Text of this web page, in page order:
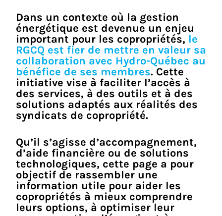
Dans un contexte où la gestion
énergétique est devenue un enjeu
important pour les copropriétés, le
RGCQ est fier de mettre en valeur sa
collaboration avec Hydro-Québec au
bénéfice de ses membres. Cette
initiative vise à faciliter l’accès à
des services, à des outils et à des
solutions adaptés aux réalités des
syndicats de copropriété.
Qu’il s’agisse d’accompagnement,
d’aide financière ou de solutions
technologiques, cette page a pour
objectif de rassembler une
information utile pour aider les
copropriétés à mieux comprendre
leurs options, à optimiser leur